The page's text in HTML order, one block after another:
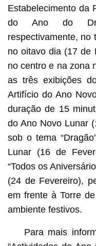
Estabelecimento da
do Ano do
respectivamente, no
no oitavo dia (17 de
no centro e na zona
as três exibições
Artifício do Ano
duração de 15
do Ano Novo Lunar
sob o tema
Lunar (16 de
“Todos os
(24 de Fevereiro),
em frente à Torre
ambiente festivos.
Para mais